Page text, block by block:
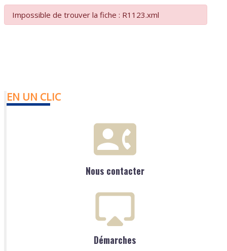
Impossible de trouver la fiche : R1123.xml
EN UN CLIC
Nous contacter
Démarches